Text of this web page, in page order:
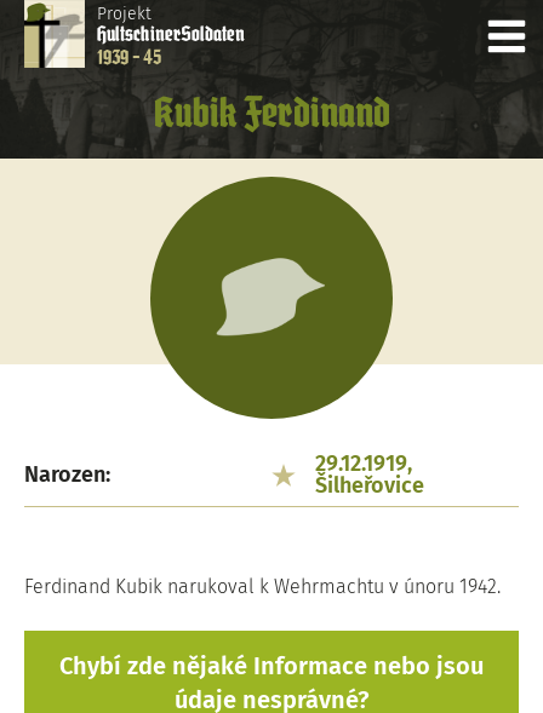
Projekt
HultschinerSoldaten
1939 - 45
Kubik Ferdinand
Narozen:
29.12.1919,
Šilheřovice
Ferdinand Kubik narukoval k Wehrmachtu v únoru 1942.
Chybí zde nějaké Informace nebo jsou
údaje nesprávné?